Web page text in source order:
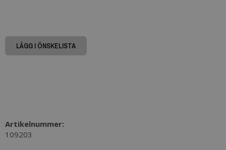
LÄGG I ÖNSKELISTA
Artikelnummer:
109203